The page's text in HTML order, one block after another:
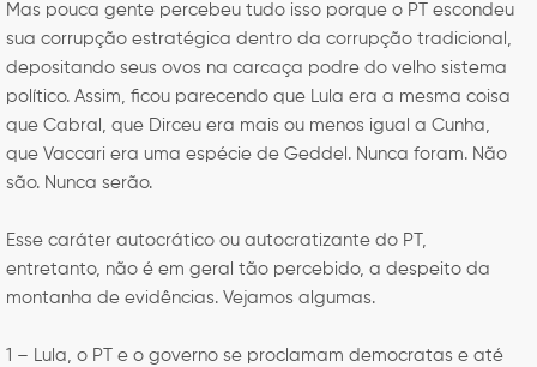
Mas pouca gente percebeu tudo isso porque o PT escondeu
sua corrupção estratégica dentro da corrupção tradicional,
depositando seus ovos na carcaça podre do velho sistema
político. Assim, ficou parecendo que Lula era a mesma coisa
que Cabral, que Dirceu era mais ou menos igual a Cunha,
que Vaccari era uma espécie de Geddel. Nunca foram. Não
são. Nunca serão.
Esse caráter autocrático ou autocratizante do PT,
entretanto, não é em geral tão percebido, a despeito da
montanha de evidências. Vejamos algumas.
1 – Lula, o PT e o governo se proclamam democratas e até